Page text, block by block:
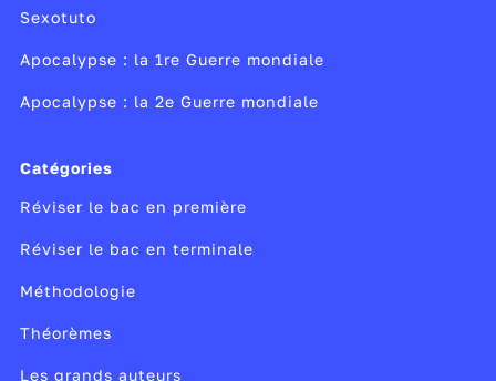
Sexotuto
Apocalypse : la 1re Guerre mondiale
Apocalypse : la 2e Guerre mondiale
Catégories
Réviser le bac en première
Réviser le bac en terminale
Méthodologie
Théorèmes
Les grands auteurs